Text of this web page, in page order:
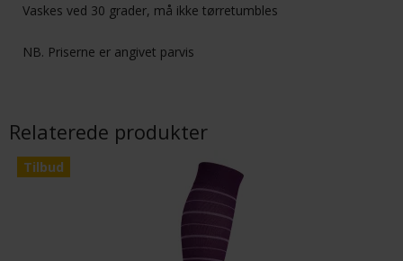
Vaskes ved 30 grader, må ikke tørretumbles
NB. Priserne er angivet parvis
Relaterede produkter
Tilbud